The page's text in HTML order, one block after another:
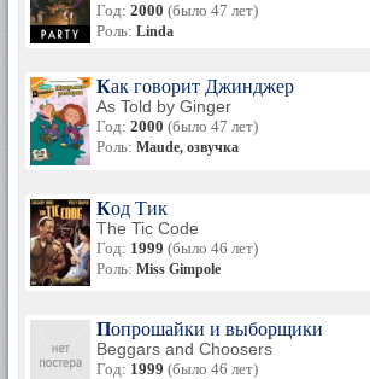
Год: 2000 (было 47 лет)
Роль: Linda
Как говорит Джинджер
As Told by Ginger
Год: 2000 (было 47 лет)
Роль: Maude, озвучка
Код Тик
The Tic Code
Год: 1999 (было 46 лет)
Роль: Miss Gimpole
Попрошайки и выборщики
Beggars and Choosers
Год: 1999 (было 46 лет)